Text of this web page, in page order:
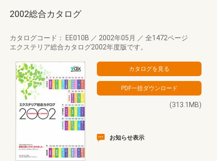
2002総合カタログ
カタログコード： EE010B ／ 2002年05月 ／ 全1472ページ
エクステリア総合カタログ2002年度版です。
(313.1MB)
お知らせ表示